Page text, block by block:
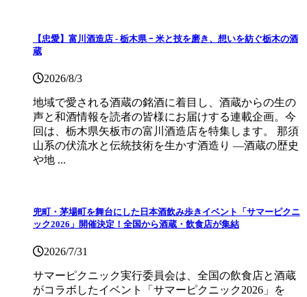
【忠愛】富川酒造店 ‐ 栃木県 ｰ 米と技を磨き、想いを紡ぐ栃木の酒
蔵
2026/8/3
地域で愛される酒蔵の銘酒に着目し、酒蔵からの生の
声と和酒情報を読者の皆様にお届けする連載企画。今
回は、栃木県矢板市の富川酒造店を特集します。 那須
山系の伏流水と伝統技術を生かす酒造り ―酒蔵の歴史
や地 ...
兜町・茅場町を舞台にした日本酒飲み歩きイベント「サマーピクニ
ック2026」開催決定！全国から酒蔵・飲食店が集結
2026/7/31
サマーピクニック実⾏委員会は、全国の飲⾷店と酒蔵
がコラボしたイベント「サマーピクニック2026」を